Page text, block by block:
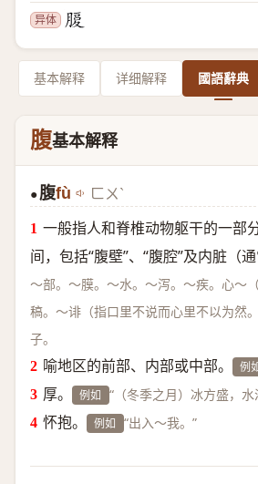
异体
基本解释 详细解释 國語辭典
腹基本解释
● 腹fù ㄈㄨˋ
一般指人和脊椎动物躯干的一部
间，包括“腹壁”、“腹腔”及内脏（通
～部。～膜。～水。～泻。～疾。心～
稿。～诽（指口里不说而心里不以为然
子。
喻地区的前部、内部或中部。 例
厚。 例如 “（冬季之月）冰方盛，
怀抱。 例如 “出入～我。”